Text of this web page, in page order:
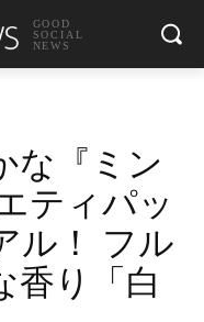
GOOD
SOCIAL
NEWS
な『ミン
ティパッ
ル！ フル
香り「白